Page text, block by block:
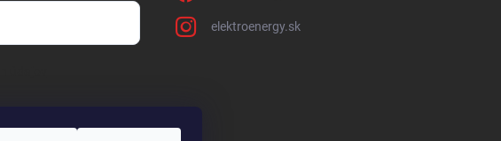
elektroenergy.sk